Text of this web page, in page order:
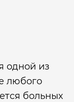
одной из
любого
больных